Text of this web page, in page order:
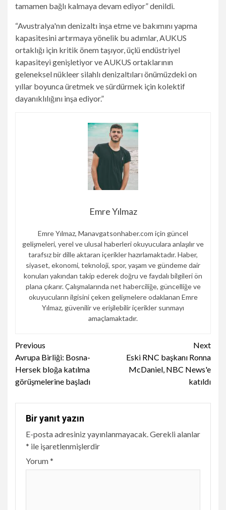
tamamen bağlı kalmaya devam ediyor” denildi.
“Avustralya'nın denizaltı inşa etme ve bakımını yapma
kapasitesini artırmaya yönelik bu adımlar, AUKUS
ortaklığı için kritik önem taşıyor, üçlü endüstriyel
kapasiteyi genişletiyor ve AUKUS ortaklarının
geleneksel nükleer silahlı denizaltıları önümüzdeki on
yıllar boyunca üretmek ve sürdürmek için kolektif
dayanıklılığını inşa ediyor.”
Emre Yılmaz
Emre Yılmaz, Manavgatsonhaber.com için güncel
gelişmeleri, yerel ve ulusal haberleri okuyuculara anlaşılır ve
tarafsız bir dille aktaran içerikler hazırlamaktadır. Haber,
siyaset, ekonomi, teknoloji, spor, yaşam ve gündeme dair
konuları yakından takip ederek doğru ve faydalı bilgileri ön
plana çıkarır. Çalışmalarında net haberciliğe, güncelliğe ve
okuyucuların ilgisini çeken gelişmelere odaklanan Emre
Yılmaz, güvenilir ve erişilebilir içerikler sunmayı
amaçlamaktadır.
Continue
Reading
Previous
Avrupa Birliği: Bosna-
Hersek bloğa katılma
görüşmelerine başladı
Next
Eski RNC başkanı Ronna
McDaniel, NBC News'e
katıldı
Bir yanıt yazın
E-posta adresiniz yayınlanmayacak. Gerekli alanlar
* ile işaretlenmişlerdir
Yorum*